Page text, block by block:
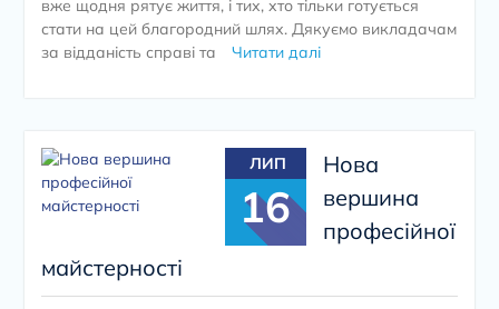
вже щодня рятує життя, і тих, хто тільки готується
стати на цей благородний шлях. Дякуємо викладачам
за відданість справі та
Читати далі
ЛИП
16
Нова
вершина
професійної
майстерності